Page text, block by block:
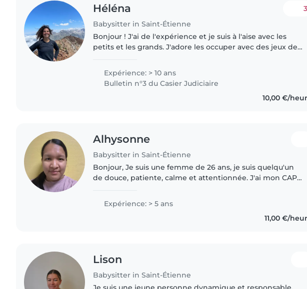
Héléna
Babysitter in Saint-Étienne
3
Bonjour ! J'ai de l'expérience et je suis à l'aise avec les
petits et les grands. J'adore les occuper avec des jeux de
Expérience: > 10 ans
Bulletin n°3 du Casier Judiciaire
10,00 €/
Alhysonne
Babysitter in Saint-Étienne
Bonjour, Je suis une femme de 26 ans, je suis quelqu'un
de douce, patiente, calme et attentionnée. J'ai mon CAP
m'occuper..
Expérience: > 5 ans
11,00 €/
Lison
Babysitter in Saint-Étienne